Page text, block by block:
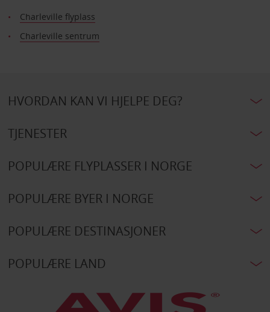
Charleville flyplass
Charleville sentrum
HVORDAN KAN VI HJELPE DEG?
TJENESTER
POPULÆRE FLYPLASSER I NORGE
POPULÆRE BYER I NORGE
POPULÆRE DESTINASJONER
POPULÆRE LAND